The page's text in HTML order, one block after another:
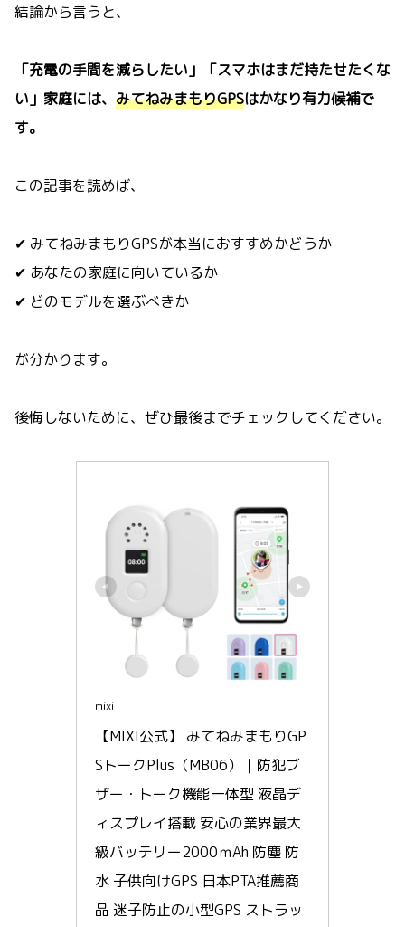
結論から言うと、
「充電の手間を減らしたい」「スマホはまだ持たせたくな
い」家庭には、 みてねみまもりGPSはかなり有力候補で
す。
この記事を読めば、
✔ みてねみまもりGPSが本当におすすめかどうか
✔ あなたの家庭に向いているか
✔ どのモデルを選ぶべきか
が分かります。
後悔しないために、ぜひ最後までチェックしてください。
mixi
【MIXI公式】 みてねみまもりGP
SトークPlus（MB06）｜防犯ブ
ザー・トーク機能一体型 液晶デ
ィスプレイ搭載 安心の業界最大
級バッテリー2000ｍAh 防塵 防
水 子供向けGPS 日本PTA推薦商
品 迷子防止の小型GPS ストラッ